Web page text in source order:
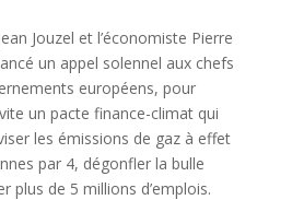
Jouzel et l’économiste Pierre
un appel solennel aux chefs
européens, pour
un pacte finance-climat qui
les émissions de gaz à effet
par 4, dégonfler la bulle
plus de 5 millions d’emplois.